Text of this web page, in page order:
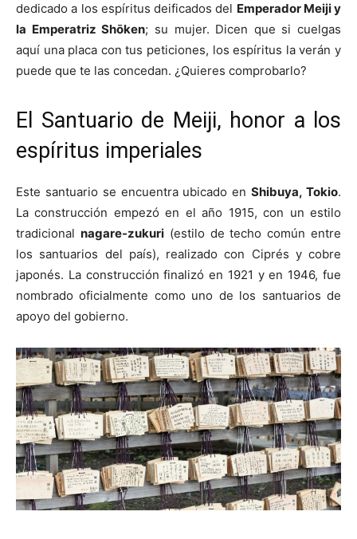
dedicado a los espíritus deificados del Emperador Meiji y
la Emperatriz Shōken; su mujer. Dicen que si cuelgas
aquí una placa con tus peticiones, los espíritus la verán y
puede que te las concedan. ¿Quieres comprobarlo?
El Santuario de Meiji, honor a los
espíritus imperiales
Este santuario se encuentra ubicado enShibuya, Tokio.
La construcción empezó en el año 1915, con un estilo
tradicional nagare-zukuri(estilo de techo común entre
los santuarios del país), realizado con Ciprés y cobre
japonés. La construcción finalizó en 1921 y en 1946, fue
nombrado oficialmente como uno de los santuarios de
apoyo del gobierno.